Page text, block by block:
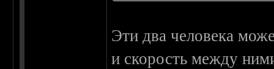
Эти два человека
и скорость между